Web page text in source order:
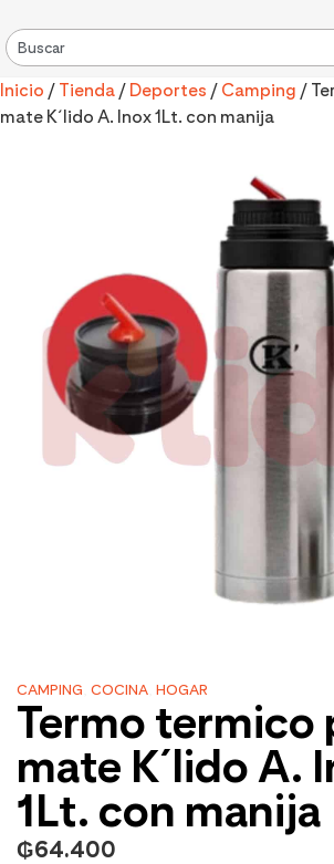
Inicio / Tienda / Deportes / Camping /
mate K´lido A. Inox 1Lt. con manija
CAMPING COCINA HOGAR
Termo termico
mate K´lido A.
1Lt. con manija
₲64.400